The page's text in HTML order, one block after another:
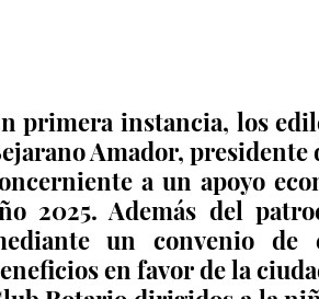
primera instancia, los
Amador,
a un apoyo
2025. Además del
un convenio de
en favor de la